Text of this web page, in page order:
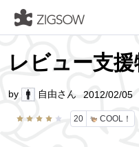
レビュー支
20 COOL！
by 自由さん 2012/02/05